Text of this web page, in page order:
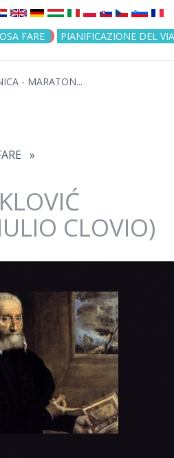
to navigation
FARE PIANIFICAZIONE DEL
- MARATON...
»
CLOVIO)